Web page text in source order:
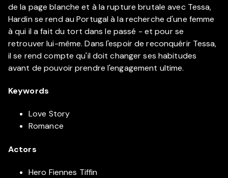
de la page blanche et à la rupture brutale avec Tessa,
Hardin se rend au Portugal à la recherche d'une femme
à qui il a fait du tort dans le passé - et pour se
retrouver lui-même. Dans l'espoir de reconquérir Tessa,
il se rend compte qu'il doit changer ses habitudes
avant de pouvoir prendre l'engagement ultime.
Keywords
Love Story
Romance
Actors
Hero Fiennes Tiffin